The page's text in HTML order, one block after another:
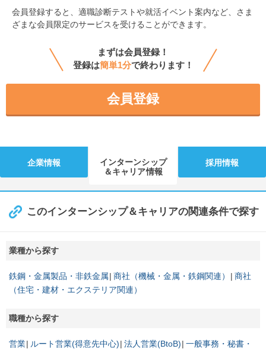
会員登録すると、 適職診断テストや就活イベント案内など、さま
ざまな会員限定のサービスを受けることができます。
まずは会員登録！
登録は簡単1分で終わります！
会員登録
企業情報
インターンシップ
＆キャリア情報
採用情報
このインターンシップ＆キャリアの関連条件で探す
業種から探す
鉄鋼・金属製品・非鉄金属 商社（機械・金属・鉄鋼関連）
商社
（住宅・建材・エクステリア関連）
職種から探す
営業 ルート営業(得意先中心) 法人営業(BtoB) 一般事務・秘書・